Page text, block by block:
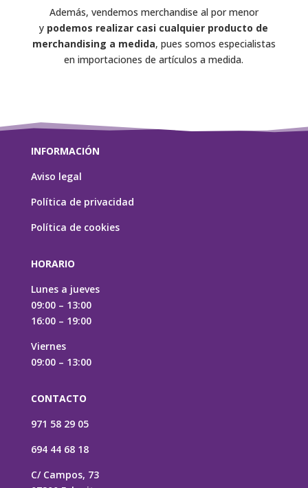
Además, vendemos merchandise al por menor
y podemos realizar casi cualquier producto de
merchandising a medida, pues somos especialistas
en importaciones de artículos a medida.
INFORMACIÓN
Aviso legal
Política de privacidad
Política de cookies
HORARIO
Lunes a jueves
09:00 – 13:00
16:00 – 19:00
Viernes
09:00 – 13:00
CONTACTO
971 58 29 05
694 44 68 18
C/ Campos, 73